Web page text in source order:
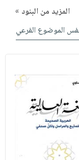
المزيد من البنود »
الموضوع الفرعي